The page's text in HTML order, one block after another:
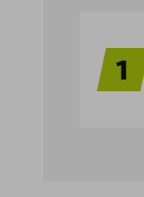
1